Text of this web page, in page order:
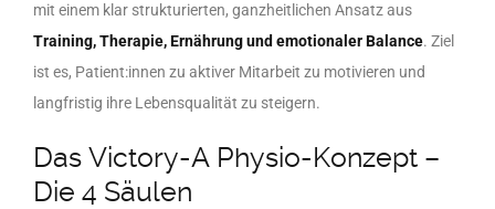
mit einem klar strukturierten, ganzheitlichen Ansatz aus
Training, Therapie, Ernährung und emotionaler Balance. Ziel
ist es, Patient:innen zu aktiver Mitarbeit zu motivieren und
langfristig ihre Lebensqualität zu steigern.
Das Victory-A Physio-Konzept –
Die 4 Säulen